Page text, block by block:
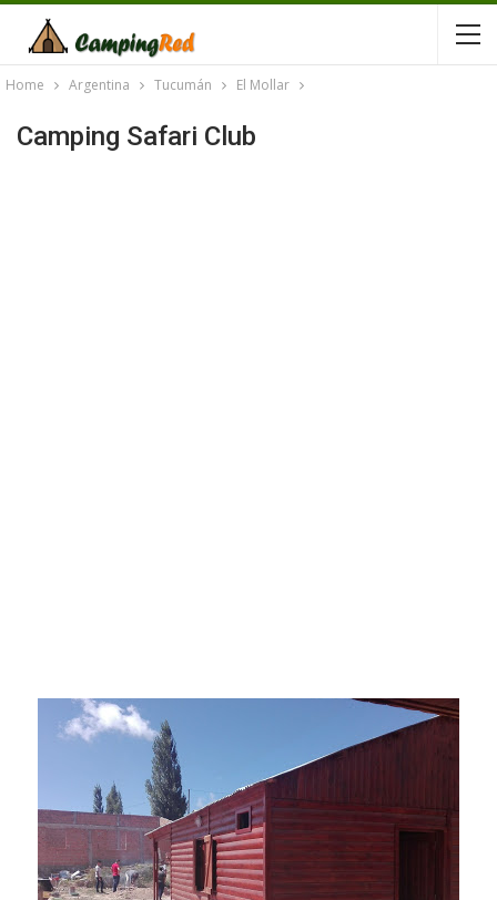
Home Argentina Tucumán El Mollar
Camping Safari Club